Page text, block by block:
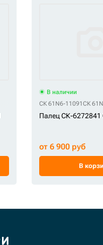
В наличии
СК 61N6-11091 СК
Палец СК-6272841
от 6 900 руб
В